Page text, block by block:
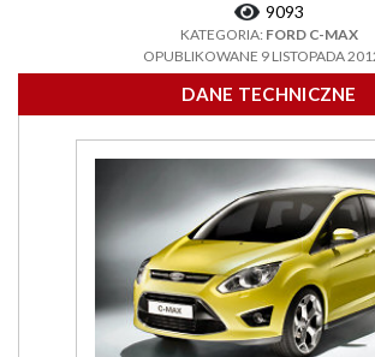
9093
KATEGORIA: FORD C-MAX
OPUBLIKOWANE 9 LISTOPADA
DANE TECHNICZNE